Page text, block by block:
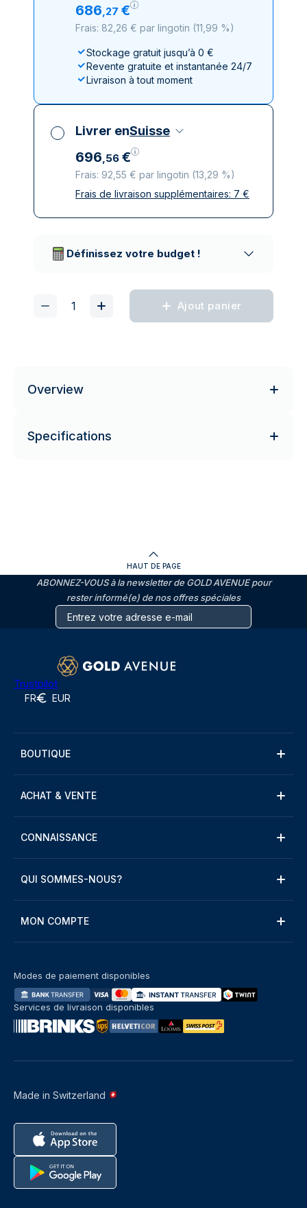
686,27 €
Frais: 82,26 € par lingotin (11,99 %)
Stockage gratuit jusqu’à 0 €
Revente gratuite et instantanée 24/7
Livraison à tout moment
Livrer enSuisse
696,56 €
Frais: 92,55 € par lingotin (13,29 %)
Toutes taxes comprises
Frais de livraison supplémentaires: 7 €
Définissez votre budget !
Ajout panier
Overview
Specifications
HAUT DE PAGE
ABONNEZ-VOUS à la newsletter de GOLD AVENUE pour
rester informé(e) de nos offres spéciales
Trustpilot
FR EUR
BOUTIQUE
ACHAT & VENTE
CONNAISSANCE
QUI SOMMES-NOUS?
MON COMPTE
Made in Switzerland
Modes de paiement disponibles
Services de livraison disponibles